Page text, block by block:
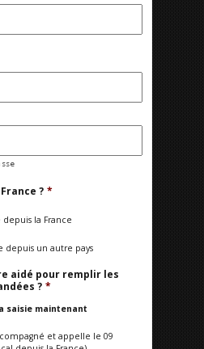
? *
la France
depuis un autre pays
aidé pour remplir les
? *
saisie maintenant
et appelle le 09